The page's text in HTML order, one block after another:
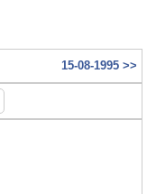
15-08-1995 >>